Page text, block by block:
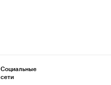
Социальные
сети